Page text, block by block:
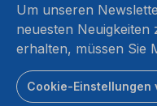
Um unseren
neuesten
erhalten, müssen Sie
Cookie-Einstellungen